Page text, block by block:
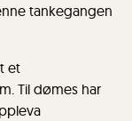
tankegangen
et
Til dømes har